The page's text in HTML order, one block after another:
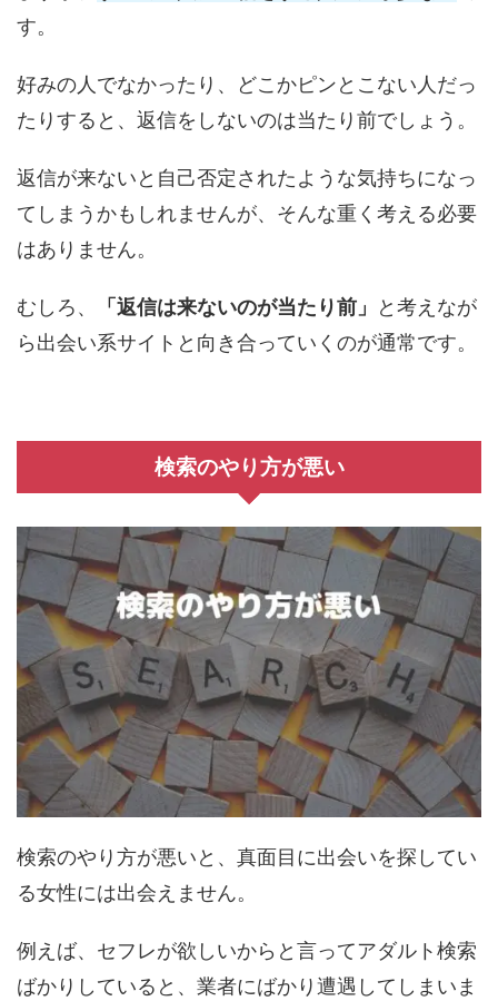
す。
好みの人でなかったり、どこかピンとこない人だっ
たりすると、返信をしないのは当たり前でしょう。
返信が来ないと自己否定されたような気持ちになっ
てしまうかもしれませんが、そんな重く考える必要
はありません。
むしろ、 「返信は来ないのが当たり前」
と考えなが
ら出会い系サイトと向き合っていくのが通常です。
検索のやり方が悪い
検索のやり方が悪いと、真面目に出会いを探してい
る女性には出会えません。
例えば、セフレが欲しいからと言ってアダルト検索
ばかりしていると、業者にばかり遭遇してしまいま